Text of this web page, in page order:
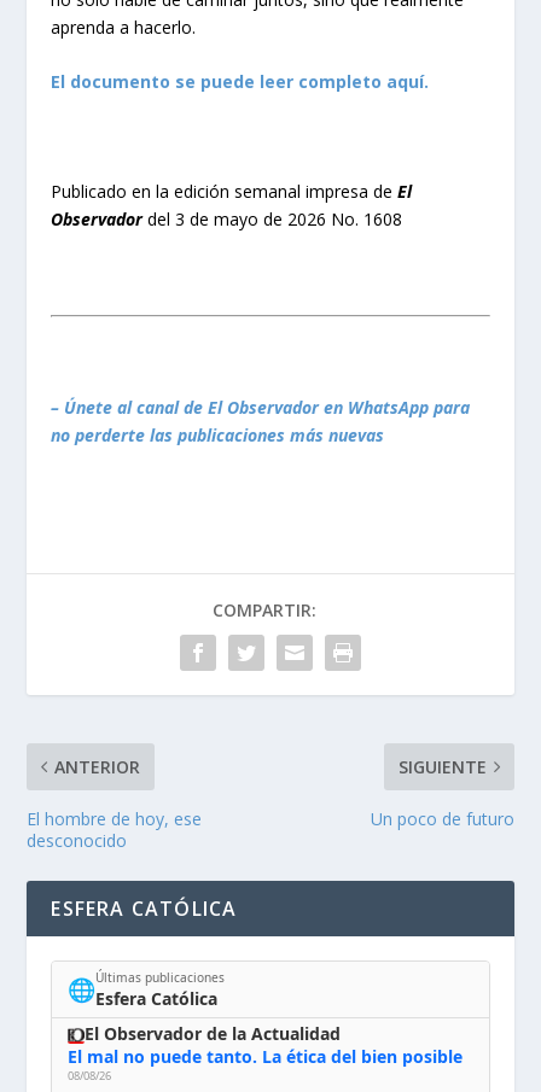
aprenda a hacerlo.
El documento se puede leer completo aquí.
Publicado en la edición semanal impresa deEl
Observadordel 3 de mayo de 2026 No. 1608
– Únete al canal de El Observador en WhatsApp para
no perderte las publicaciones más nuevas
COMPARTIR:
ANTERIOR
El hombre de hoy, ese
desconocido
SIGUIENTE
Un poco de futuro
ESFERA CATÓLICA
🌐Últimas publicaciones
Esfera Católica
El Observador de la Actualidad
El mal no puede tanto. La ética del bien posible
08/08/26